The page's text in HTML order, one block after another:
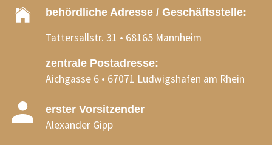
behördliche Adresse / Geschäftsstelle:
Tattersallstr. 31 • 68165 Mannheim
zentrale Postadresse:
Aichgasse 6 • 67071 Ludwigshafen am Rhein
erster Vorsitzender
Alexander Gipp